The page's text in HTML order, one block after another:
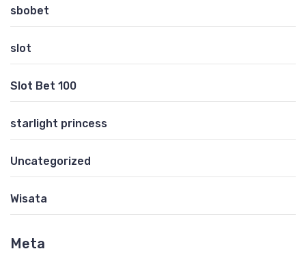
sbobet
slot
Slot Bet 100
starlight princess
Uncategorized
Wisata
Meta